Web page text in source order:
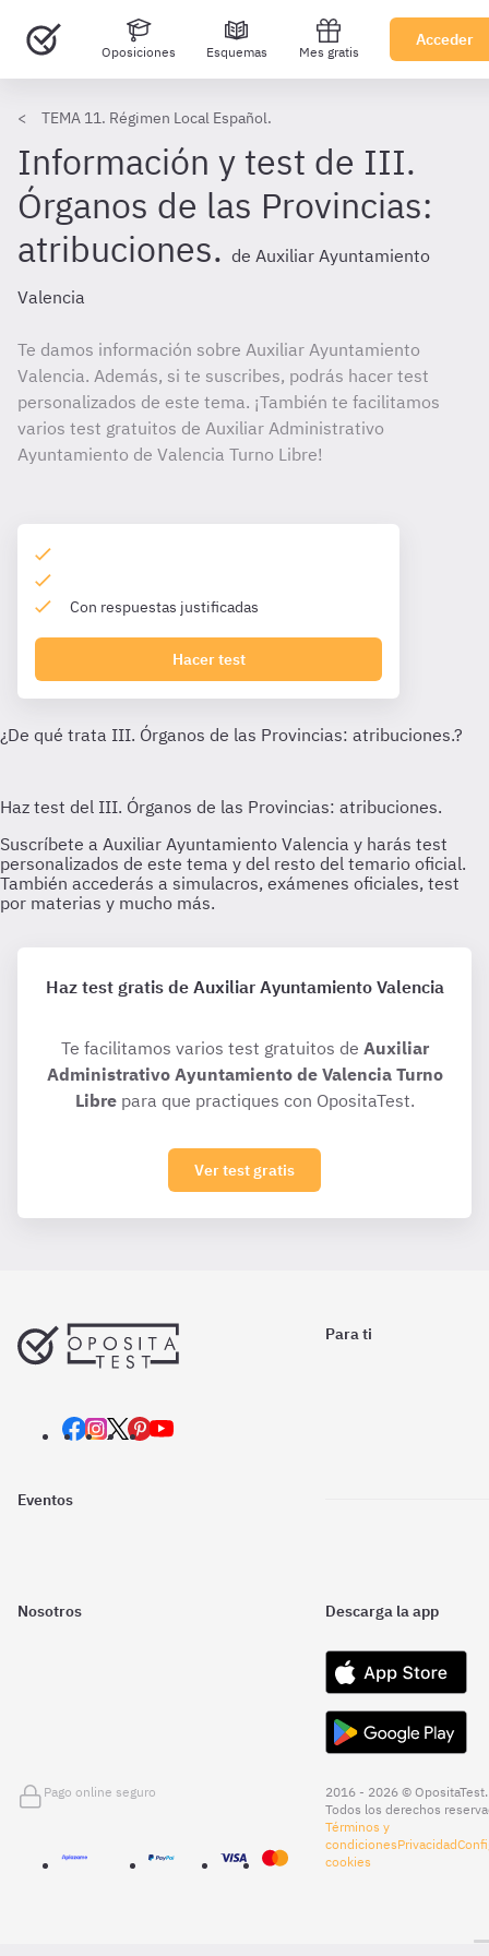
Oposiciones Esquemas Mes gratis
Acceder
TEMA 11. Régimen Local Español.
Información y test de III.
Órganos de las Provincias:
atribuciones. de Auxiliar Ayuntamiento
Valencia
Te damos información sobre Auxiliar Ayuntamiento
Valencia. Además, si te suscribes, podrás hacer test
personalizados de este tema. ¡También te facilitamos
varios test gratuitos de Auxiliar Administrativo
Ayuntamiento de Valencia Turno Libre!
Con respuestas justificadas
Hacer test
Haz test gratis de Auxiliar Ayuntamiento Valencia
Te facilitamos varios test gratuitos de Auxiliar
Administrativo Ayuntamiento de Valencia Turno
Librepara que practiques con OpositaTest.
Ver test gratis
Para ti
Eventos
Nosotros Descarga la app
Pago online seguro
2016 - 2026 © OpositaTest.
Todos los derechos
Términos y
condicionesPrivacidad
cookies